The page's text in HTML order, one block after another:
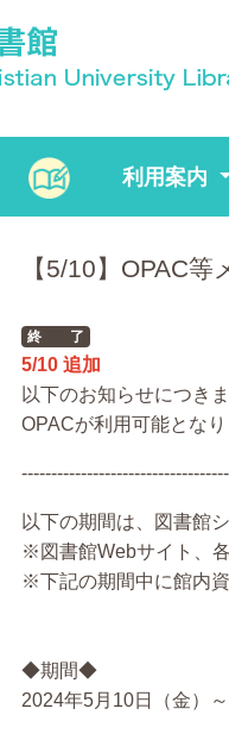
利用案内
【5/10】OPAC
終 了
5/10 追加
以下のお知らせにつき
OPACが利用可能とな
以下の期間は、図書館
※図書館Webサイト、
※下記の期間中に館内
◆期間◆
2024年5月10日（金）